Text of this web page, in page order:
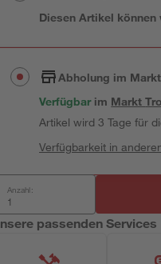
Diesen Artikel
Abholung im Markt
Verfügbar im Markt
Artikel wird 3 Tage für
Verfügbarkeit in
Anzahl:
passenden Services